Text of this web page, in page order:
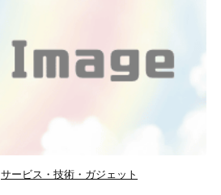
サービス・技術・ガジェット